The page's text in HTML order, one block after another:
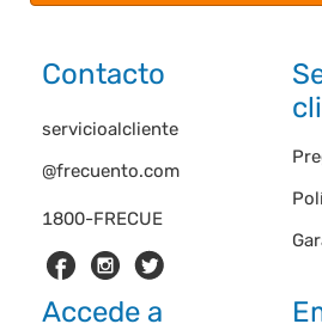
Contacto
1800-FRECUE
servicioalcliente
@frecuento.com
Accede a